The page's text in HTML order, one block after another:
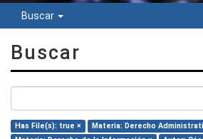
Buscar
Buscar
Has File(s): true ×
Materia: Derecho